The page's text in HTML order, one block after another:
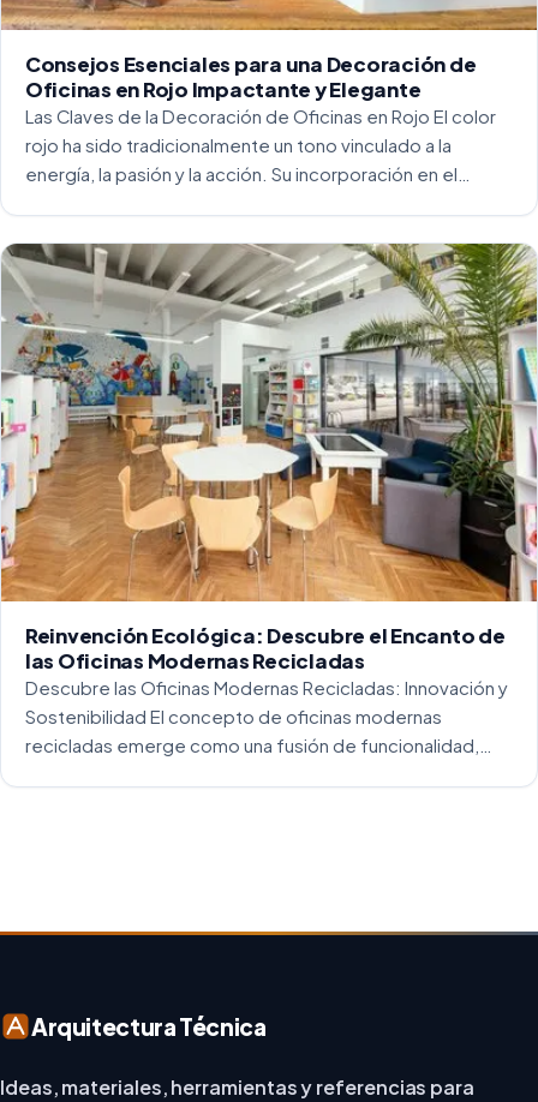
Consejos Esenciales para una Decoración de
Oficinas en Rojo Impactante y Elegante
Las Claves de la Decoración de Oficinas en Rojo El color
rojo ha sido tradicionalmente un tono vinculado a la
energía, la pasión y la acción. Su incorporación en el
Reinvención Ecológica: Descubre el Encanto de
las Oficinas Modernas Recicladas
Descubre las Oficinas Modernas Recicladas: Innovación y
Sostenibilidad El concepto de oficinas modernas
recicladas emerge como una fusión de funcionalidad,
Arquitectura Técnica
Ideas, materiales, herramientas y referencias para